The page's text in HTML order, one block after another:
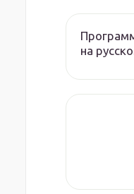
на